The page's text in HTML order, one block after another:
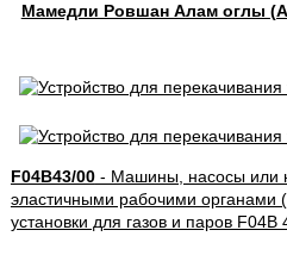
Мамедли Ровшан Алам оглы
F04B43/00- Машины, насосы или
эластичными рабочими органами
установки для газов и паров F04B